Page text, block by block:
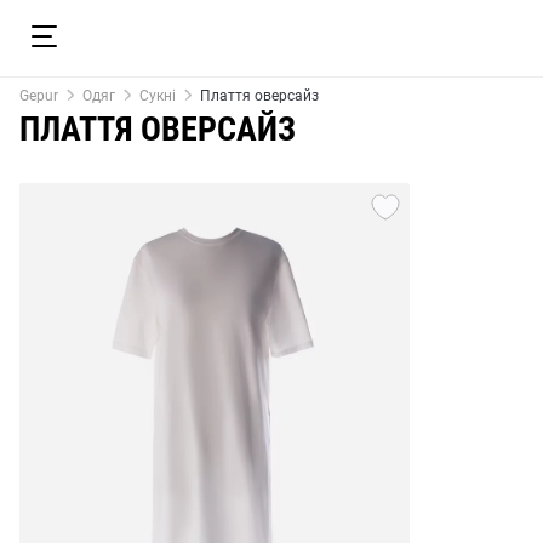
Gepur Одяг Сукні Плаття оверсайз
ПЛАТТЯ ОВЕРСАЙЗ